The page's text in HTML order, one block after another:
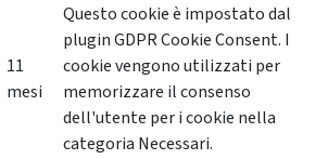
11
mesi
Questo cookie è impostato dal
plugin GDPR Cookie Consent. I
cookie vengono utilizzati per
memorizzare il consenso
dell'utente per i cookie nella
categoria Necessari.